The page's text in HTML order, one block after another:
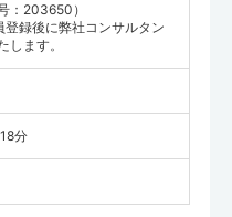
：203650）
録後に弊社コンサルタン
します。
分